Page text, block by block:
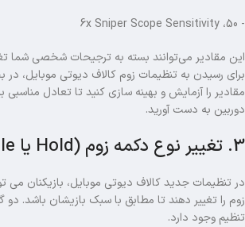
- 6x Sniper Scope Sensitivity ،50
این مقادیر می‌توانند بسته به ترجیحات شخصی شما
برای رسیدن به تنظیمات زوم کالاف دیوتی موبایل،
مقادیر را آزمایش و بهینه‌ سازی کنید تا تعادل
دوربین به دست آورید.
3. تغییر نوع دکمه زوم (Hold یا Toggle)
در تنظیمات جدید کالاف دیوتی موبایل، بازیکنان می
زوم را تغییر دهند تا مطابق با سبک بازیشان باشد. دو
تنظیم وجود دارد.